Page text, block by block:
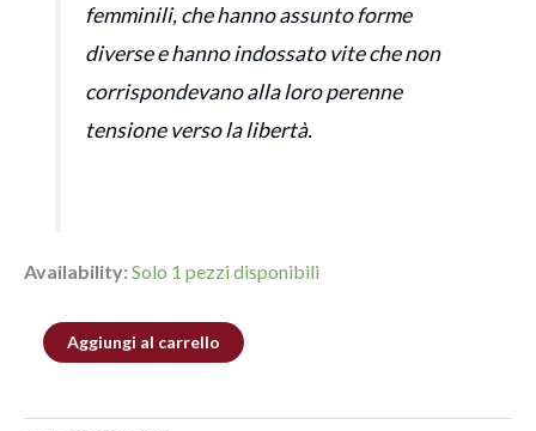
femminili, che hanno assunto forme
diverse e hanno indossato vite che non
corrispondevano alla loro perenne
tensione verso la libertà.
Availability: Solo 1 pezzi disponibili
Aggiungi al carrello